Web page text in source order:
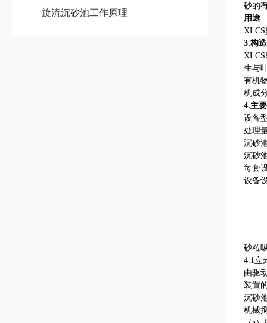
旋流沉砂池工作原理
砂的
用途
3.构
生与
有机
机成
4.主
设备
处理
沉砂
沉砂
每套
设备
砂粒
4.1立
由驱
装置
沉砂
机械